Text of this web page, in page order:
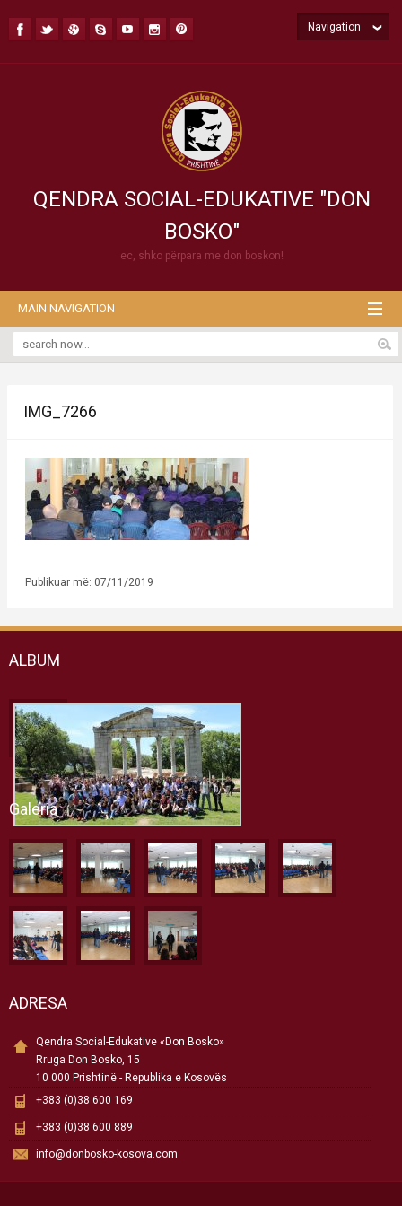
QENDRA SOCIAL-EDUKATIVE "DON
BOSKO"
ec, shko përpara me don boskon!
Navigation
MAIN NAVIGATION
IMG_7266
Publikuar më: 07/11/2019
ALBUM
Galeria
ADRESA
Qendra Social-Edukative «Don Bosko»
Rruga Don Bosko, 15
10 000 Prishtinë - Republika e Kosovës
+383 (0)38 600 169
+383 (0)38 600 889
info@donbosko-kosova.com